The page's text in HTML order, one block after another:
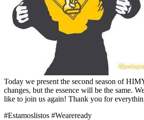
Today we present the second season of
changes, but the essence will be the same.
like to join us again! Thank you for
#Estamoslistos #Weareready